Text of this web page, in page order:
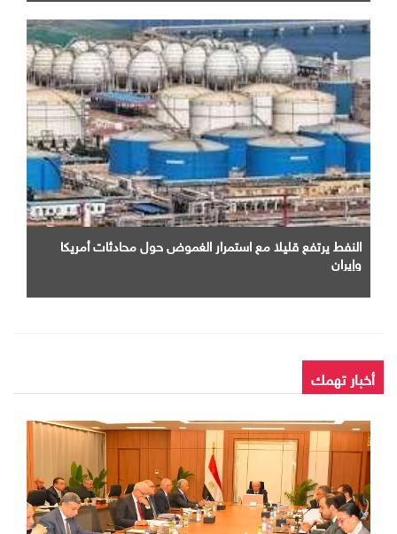
النفط يرتفع قليلا مع استمرار الغموض حول محادثات أمريكا
وإيران
أخبار تهمك